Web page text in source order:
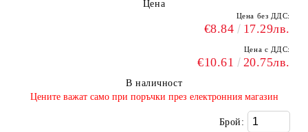
Цена
Цена без ДДС:
€8.84 17.29лв.
Цена с ДДС:
€10.61 20.75лв.
В наличност
​Цените важат само при поръчки през електронния магазин
Брой: